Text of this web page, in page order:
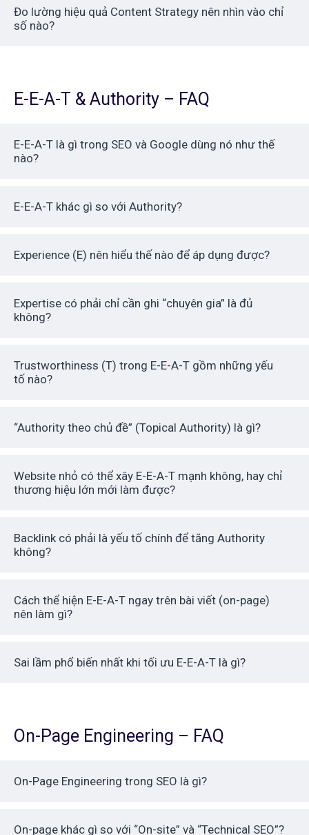
Đo lường hiệu quả Content Strategy nên nhìn vào chỉ
số nào?
E-E-A-T & Authority – FAQ
E-E-A-T là gì trong SEO và Google dùng nó như thế
nào?
E-E-A-T khác gì so với Authority?
Experience (E) nên hiểu thế nào để áp dụng được?
Expertise có phải chỉ cần ghi “chuyên gia” là đủ
không?
Trustworthiness (T) trong E-E-A-T gồm những yếu
tố nào?
“Authority theo chủ đề” (Topical Authority) là gì?
Website nhỏ có thể xây E-E-A-T mạnh không, hay chỉ
thương hiệu lớn mới làm được?
Backlink có phải là yếu tố chính để tăng Authority
không?
Cách thể hiện E-E-A-T ngay trên bài viết (on-page)
nên làm gì?
Sai lầm phổ biến nhất khi tối ưu E-E-A-T là gì?
On-Page Engineering – FAQ
On-Page Engineering trong SEO là gì?
On-page khác gì so với “On-site” và “Technical SEO”?